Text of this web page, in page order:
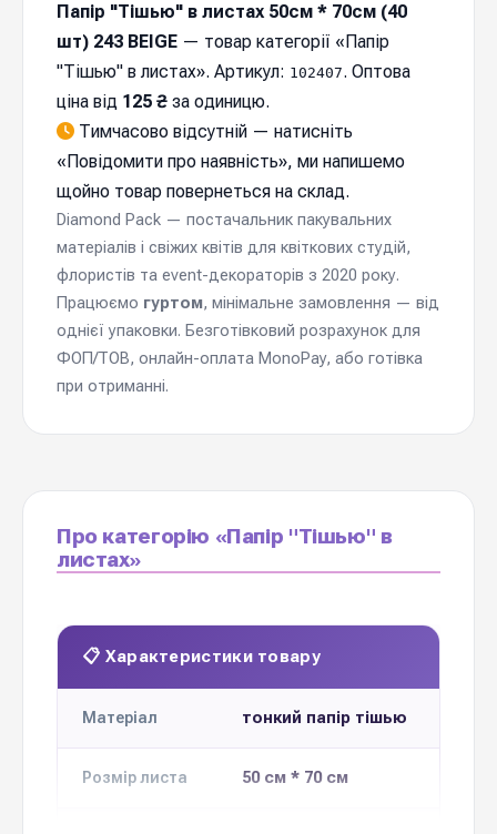
Папір "Тішью" в листах 50см * 70см (40
шт) 243 BEIGE — товар категорії «Папір
"Тішью" в листах». Артикул: 102407. Оптова
ціна від 125 ₴ за одиницю.
Тимчасово відсутній — натисніть
«Повідомити про наявність», ми напишемо
щойно товар повернеться на склад.
Diamond Pack — постачальник пакувальних
матеріалів і свіжих квітів для квіткових студій,
флористів та event-декораторів з 2020 року.
Працюємо гуртом, мінімальне замовлення — від
однієї упаковки. Безготівковий розрахунок для
ФОП/ТОВ, онлайн-оплата MonoPay, або готівка
при отриманні.
Про категорію «Папір "Тішью" в
листах»
📋 Характеристики товару
Матеріал тонкий папір тішью
Розмір листа 50 см * 70 см